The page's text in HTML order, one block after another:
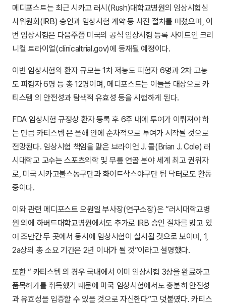
메디포스트는 최근 시카고 러시(Rush)대학교병원의 임상시험심
사위원회(IRB) 승인과 임상시험 계약 등 사전 절차를 마쳤으며, 이
번 임상시험은 다음주쯤 미국의 공식 임상시험 등록 사이트인 크리
니컬 트라이얼(clinicaltrial.gov)에 등재될 예정이다.
이번 임상시험의 환자 규모는 1차 저농도 피험자 6명과 2차 고농
도 피험자 6명 등 총 12명이며, 메디포스트는 이들을 대상으로 카
티스템 의 안전성과 탐색적 유효성 등을 시험하게 된다.
FDA 임상시험 규정상 환자 등록 후 6주 내에 투여가 이뤄져야 하
는 만큼 카티스템 은 올해 안에 순차적으로 투여가 시작될 것으로
전망된다. 임상시험 책임을 맡은 브라이언 J. 콜(Brian J. Cole) 러
시대학교 교수는 스포츠의학 및 무릎 연골 분야 세계 최고 권위자
로, 미국 시카고불스농구단과 화이트삭스야구단 팀 닥터로도 활동
중이다.
이와 관련 메디포스트 오원일 부사장(연구소장)은 “러시대학교병
원 외에 하버드대학교병원에서도 추가로 IRB 승인 절차를 밟고 있
어 조만간 두 곳에서 동시에 임상시험이 실시될 것으로 보이며, 1,
2a상의 총 소요 기간은 2년 이내가 될 것”이라고 설명했다.
또한 “ 카티스템 의 경우 국내에서 이미 임상시험 3상을 완료하고
품목허가를 취득했기 때문에 미국 임상시험에서도 충분히 안전성
과 유효성을 입증할 수 있을 것으로 자신한다”고 덧붙였다. 카티스